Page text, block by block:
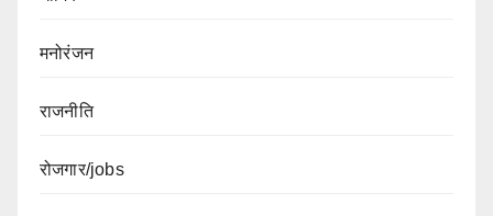
मनोरंजन
राजनीति
रोजगार/jobs